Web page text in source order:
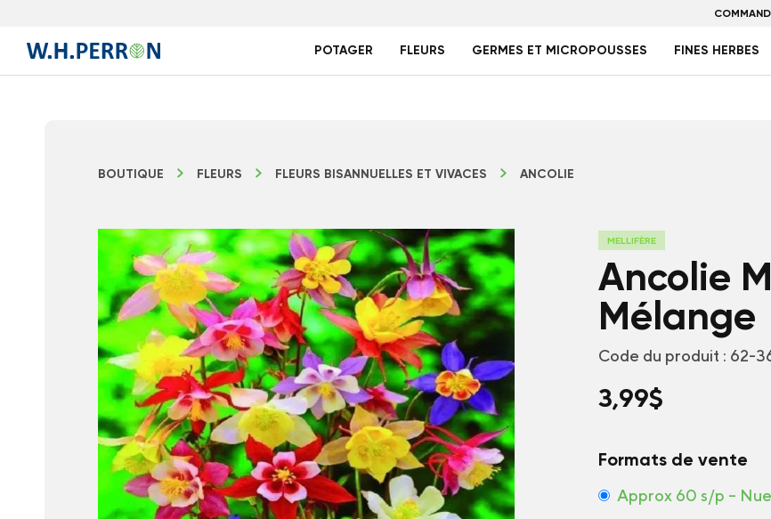
POTAGER FLEURS GERMES ET MICROPOUSSES FINES HERBES
BOUTIQUE FLEURS FLEURS BISANNUELLES ET VIVACES ANCOLIE
MELLIFÈRE
Ancolie
Mélange
Code du produit : 62-
3,99$
Formats de vente
Approx 60 s/p – Nue